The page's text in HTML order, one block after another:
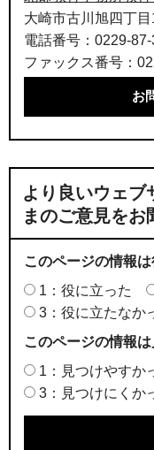
大崎市古川旭四丁目
電話番号：0229-
ファックス番号：
より良いウェブ
まのご意見をお
このページの情報
1：役に立った
3：役に立たなか
このページの情報
1：見つけやすか
3：見つけにくか